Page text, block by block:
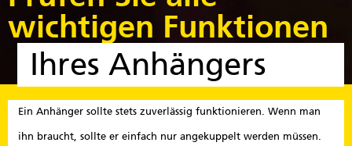
wichtigen Funktionen
Ihres Anhängers
Ein Anhänger sollte stets zuverlässig funktionieren. Wenn man
ihn braucht, sollte er einfach nur angekuppelt werden müssen.